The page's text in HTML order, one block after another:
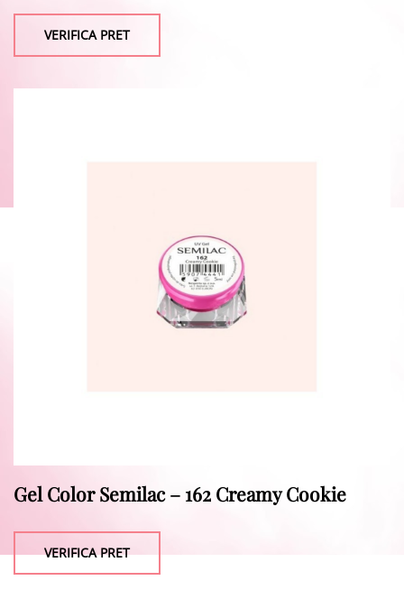
VERIFICA PRET
Gel Color Semilac – 162 Creamy Cookie
VERIFICA PRET